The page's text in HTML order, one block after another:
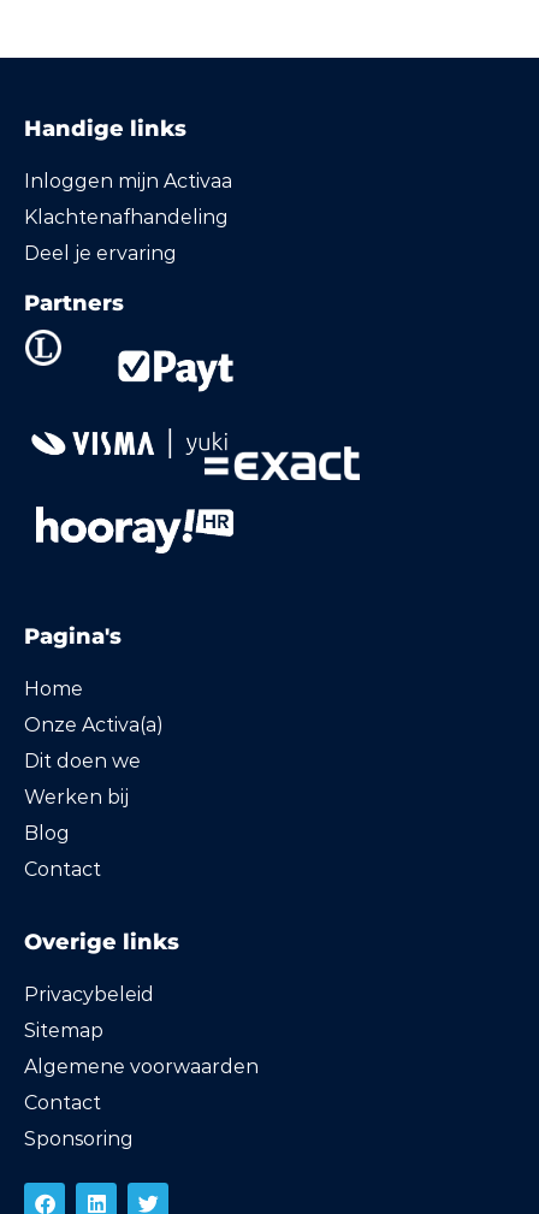
Handige links
Inloggen mijn Activaa
Klachtenafhandeling
Deel je ervaring
Partners
Pagina's
Home
Onze Activa(a)
Dit doen we
Werken bij
Blog
Contact
Overige links
Privacybeleid
Sitemap
Algemene voorwaarden
Contact
Sponsoring